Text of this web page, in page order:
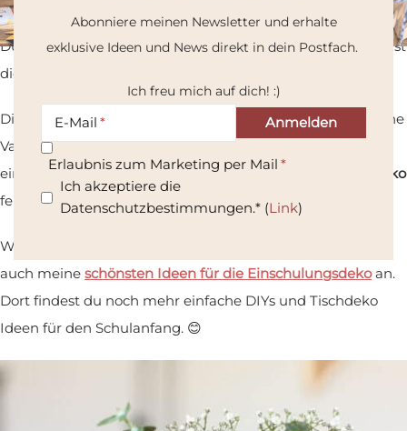
Abonniere meinen Newsletter und erhalte
exklusive Ideen und News direkt in dein Postfach.
Ich freu mich auf dich! :)
E-Mail
Erlaubnis zum Marketing per Mail
Ich akzeptiere die
Datenschutzbestimmungen.* (Link)
Außerdem macht diebunte Tischdeko sofort gute Laune. 🙂
Du brauchst für die Vase nur wenige Materialien und kannst
die Deko ganz einfach selber basteln.
Die Buntstifte werden einfach mit Klebeband rund um eine
Vase geklebt. Danach noch eine Schleife drumherum und
ein paar Blumen hinein und schon ist die
Einschulungsdeko
fertig.
Wenn du noch mehr Ideen suchst, schau dir unbedingt
auch meine schönsten Ideen für die Einschulungsdekoan.
Dort findest du noch mehr einfache DIYs und Tischdeko
Ideen für den Schulanfang. 😊